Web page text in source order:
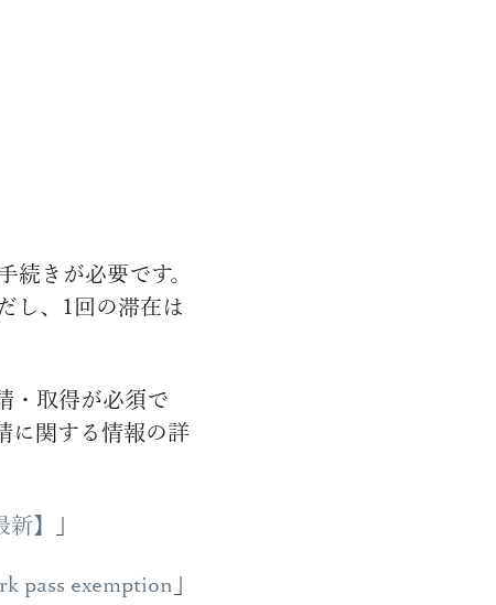
きが必要です。
し、1回の滞在は
・取得が必須で
に関する情報の詳
】
pass exemption